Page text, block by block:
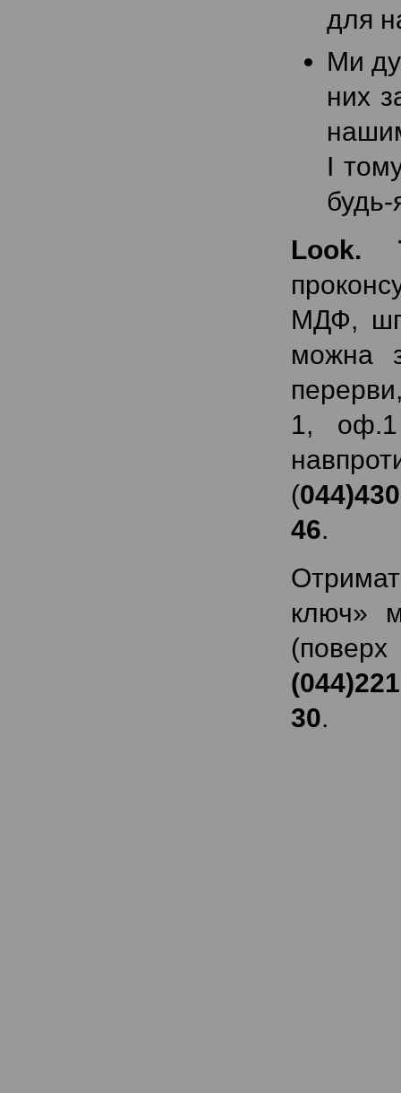
для
Ми
них
І
будь-
Look.
МДФ,
можна
1, оф.1
(
46.
ключ»
30.